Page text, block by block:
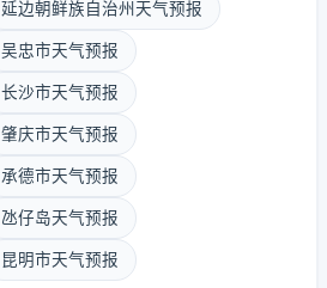
延边朝鲜族自治州天气预报
吴忠市天气预报
长沙市天气预报
肇庆市天气预报
承德市天气预报
氹仔岛天气预报
昆明市天气预报